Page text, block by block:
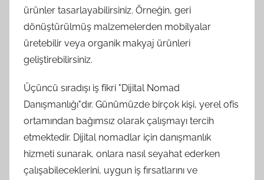
ürünler tasarlayabilirsiniz. Örneğin, geri
dönüştürülmüş malzemelerden mobilyalar
üretebilir veya organik makyaj ürünleri
geliştirebilirsiniz.
Üçüncü sıradışı iş fikri "Dijital Nomad
Danışmanlığı"dır. Günümüzde birçok kişi, yerel ofis
ortamından bağımsız olarak çalışmayı tercih
etmektedir. Dijital nomadlar için danışmanlık
hizmeti sunarak, onlara nasıl seyahat ederken
çalışabileceklerini, uygun iş fırsatlarını ve